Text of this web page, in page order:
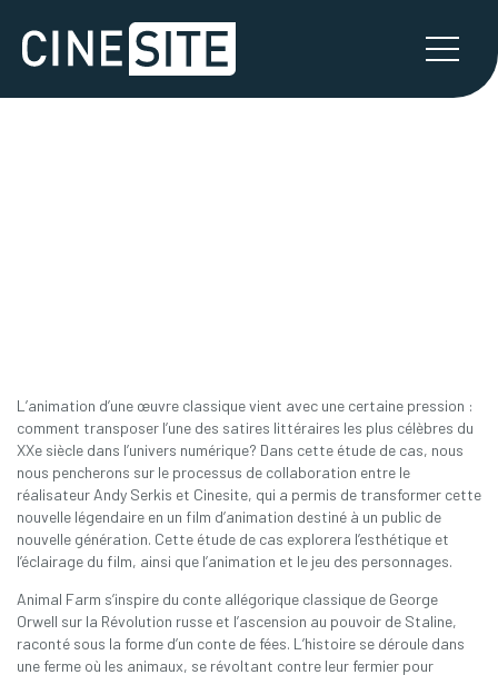
L’animation d’une œuvre classique vient avec une certaine pression :
comment transposer l’une des satires littéraires les plus célèbres du
XXe siècle dans l’univers numérique? Dans cette étude de cas, nous
nous pencherons sur le processus de collaboration entre le
réalisateur Andy Serkis et Cinesite, qui a permis de transformer cette
nouvelle légendaire en un film d’animation destiné à un public de
nouvelle génération. Cette étude de cas explorera l’esthétique et
l’éclairage du film, ainsi que l’animation et le jeu des personnages.
Animal Farm s’inspire du conte allégorique classique de George
Orwell sur la Révolution russe et l’ascension au pouvoir de Staline,
raconté sous la forme d’un conte de fées. L’histoire se déroule dans
une ferme où les animaux, se révoltant contre leur fermier pour